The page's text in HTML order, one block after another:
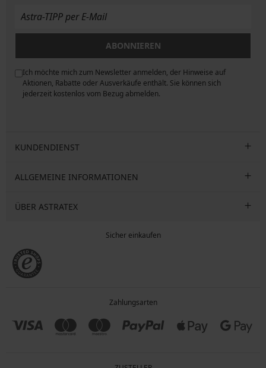
ABONNIEREN
Ich möchte mich zum Newsletter anmelden, der Hinweise auf
Aktionen, Rabatte oder Ausverkäufe enthält. Sie können sich
jederzeit kostenlos vom Bezug abmelden.
KUNDENDIENST
ALLGEMEINE INFORMATIONEN
ÜBER ASTRATEX
Sicher einkaufen
Zahlungsarten